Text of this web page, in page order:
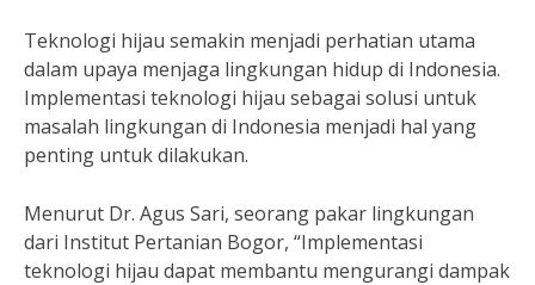
Teknologi hijau semakin menjadi perhatian utama
dalam upaya menjaga lingkungan hidup di Indonesia.
Implementasi teknologi hijau sebagai solusi untuk
masalah lingkungan di Indonesia menjadi hal yang
penting untuk dilakukan.
Menurut Dr. Agus Sari, seorang pakar lingkungan
dari Institut Pertanian Bogor, “Implementasi
teknologi hijau dapat membantu mengurangi dampak